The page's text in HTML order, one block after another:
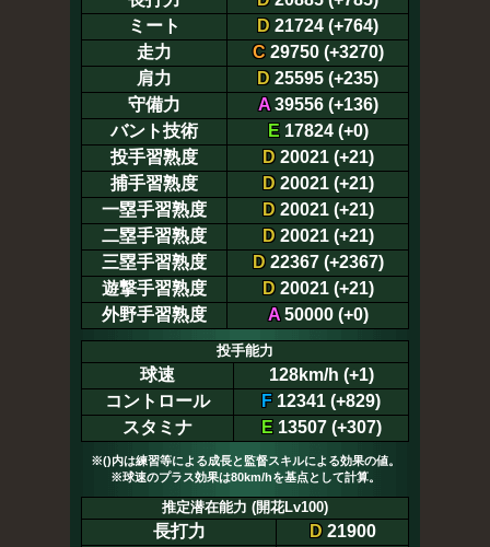
ミート
D 21724 (+764)
走力
C29750 (+3270)
肩力
D 25595 (+235)
守備力
A39556 (+136)
バント技術
E17824 (+0)
投手習熟度
D20021 (+21)
捕手習熟度
D20021 (+21)
一塁手習熟度
D20021 (+21)
二塁手習熟度
D20021 (+21)
三塁手習熟度
D22367 (+2367)
遊撃手習熟度
D20021 (+21)
外野手習熟度
A50000 (+0)
投手能力
球速
128km/h (+1)
コントロール
F 12341 (+829)
スタミナ
E13507 (+307)
※()内は練習等による成長と監督スキルによる効果の値。
※球速のプラス効果は80km/hを基点として計算。
推定潜在能力 (開花Lv100)
長打力 D21900